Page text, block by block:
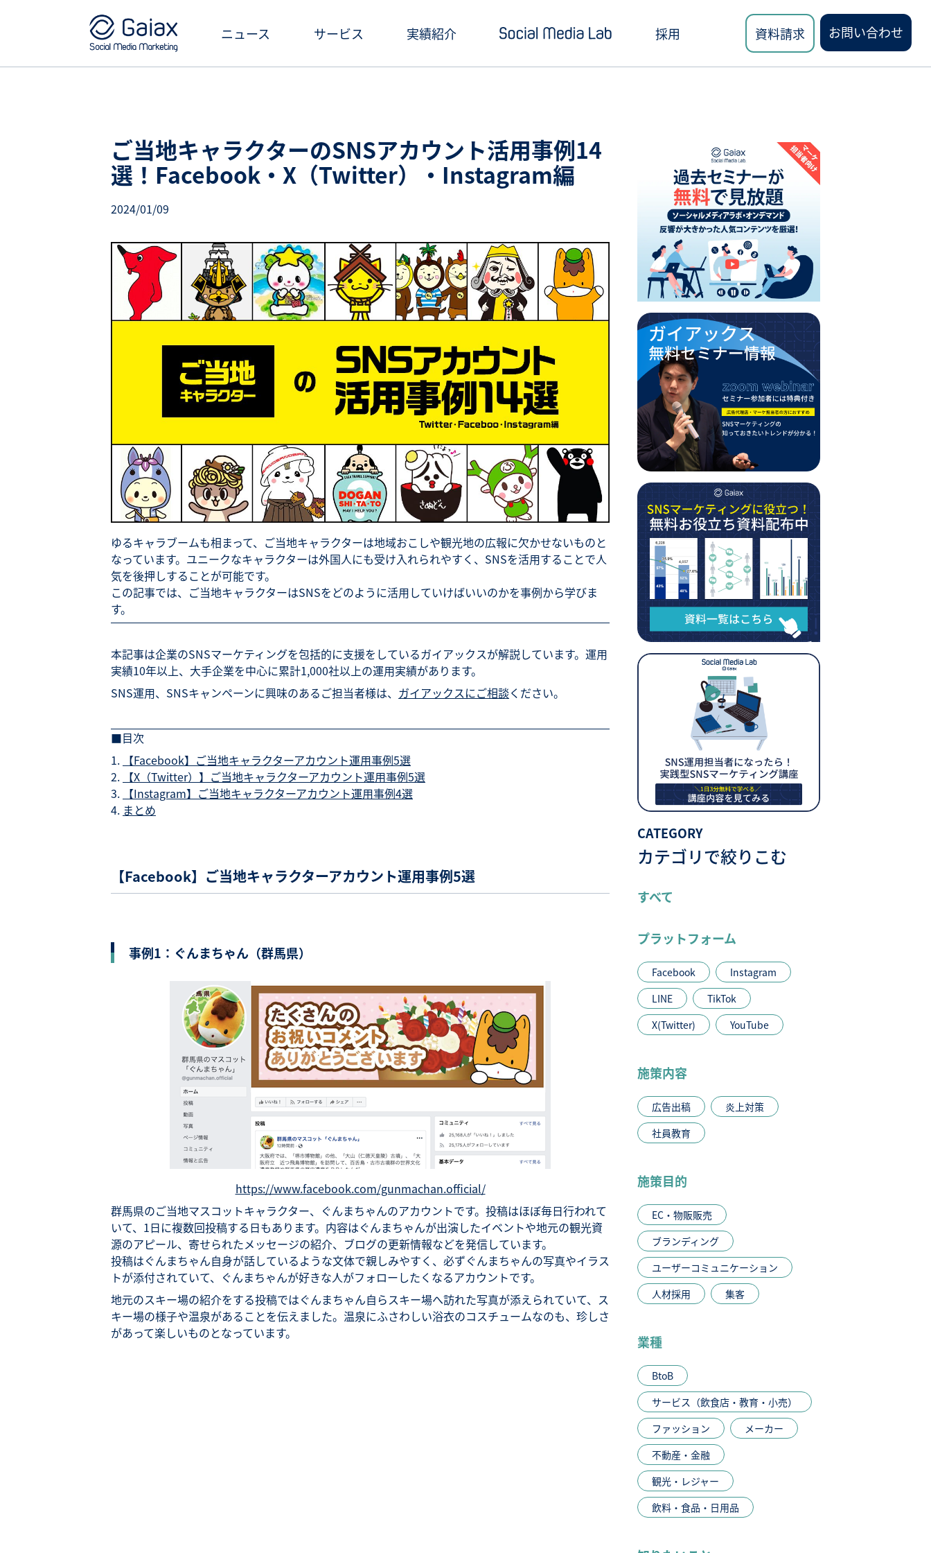
ニュース サービス
クリエイティブ制作・撮影
インフルエンサーPR
SNS広告運用
実績紹介
お役立ち資料ダウンロード
Social Media Lab講座
採用 資料請求 お問い合わせ
ご当地キャラクターのSNSアカウント活用事例14
選！Facebook・X（Twitter）・Instagram編
2024/01/09
ゆるキャラブームも相まって、ご当地キャラクターは地域おこしや観光地の広報に欠かせないものと
なっています。ユニークなキャラクターは外国人にも受け入れられやすく、SNSを活用することで人
気を後押しすることが可能です。
この記事では、ご当地キャラクターはSNSをどのように活用していけばいいのかを事例から学びま
す。
本記事は企業のSNSマーケティングを包括的に支援をしているガイアックスが解説しています。運用
実績10年以上、大手企業を中心に累計1,000社以上の運用実績があります。
SNS運用、SNSキャンペーンに興味のあるご担当者様は、 ガイアックスにご相談ください。
■目次
【Facebook】ご当地キャラクターアカウント運用事例5選
【X（Twitter）】ご当地キャラクターアカウント運用事例5選
【Instagram】ご当地キャラクターアカウント運用事例4選
まとめ
【Facebook】ご当地キャラクターアカウント運用事例5選
事例1：ぐんまちゃん（群馬県）
https://www.facebook.com/gunmachan.official/
群馬県のご当地マスコットキャラクター、ぐんまちゃんのアカウントです。投稿はほぼ毎日行われて
いて、1日に複数回投稿する日もあります。内容はぐんまちゃんが出演したイベントや地元の観光資
源のアピール、寄せられたメッセージの紹介、ブログの更新情報などを発信しています。
投稿はぐんまちゃん自身が話しているような文体で親しみやすく、必ずぐんまちゃんの写真やイラス
トが添付されていて、ぐんまちゃんが好きな人がフォローしたくなるアカウントです。
地元のスキー場の紹介をする投稿ではぐんまちゃん自らスキー場へ訪れた写真が添えられていて、ス
キー場の様子や温泉があることを伝えました。温泉にふさわしい浴衣のコスチュームなのも、珍しさ
があって楽しいものとなっています。
CATEGORY
カテゴリで絞りこむ
すべて
プラットフォーム
Facebook
Instagram
LINE
TikTok
X(Twitter)
YouTube
施策内容
広告出稿
炎上対策
社員教育
施策目的
EC・物販販売
ブランディング
ユーザーコミュニケーション
人材採用
集客
業種
BtoB
サービス（飲食店・教育・小売）
ファッション
メーカー
不動産・金融
観光・レジャー
飲料・食品・日用品